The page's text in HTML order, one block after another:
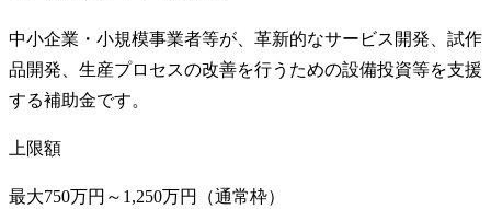
中小企業・小規模事業者等が、革新的なサービス開発、試作
品開発、生産プロセスの改善を行うための設備投資等を支援
する補助金です。
上限額
最大750万円～1,250万円（通常枠）